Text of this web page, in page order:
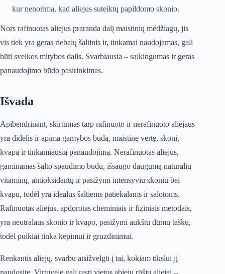
kur nenorima, kad aliejus suteiktų papildomo skonio.
Nors rafinuotas aliejus praranda dalį maistinių medžiagų, jis
vis tiek yra geras riebalų šaltinis ir, tinkamai naudojamas, gali
būti sveikos mitybos dalis. Svarbiausia – saikingumas ir geras
panaudojimo būdo pasirinkimas.
Išvada
Apibendrinant, skirtumas tarp rafinuoto ir nerafinuoto aliejaus
yra didelis ir apima gamybos būdą, maistinę vertę, skonį,
kvapą ir tinkamiausią panaudojimą. Nerafinuotas aliejus,
gaminamas šalto spaudimo būdu, išsaugo daugumą natūralių
vitaminų, antioksidantų ir pasižymi intensyviu skoniu bei
kvapu, todėl yra idealus šaltiems patiekalams ir salotoms.
Rafinuotas aliejus, apdorotas cheminiais ir fiziniais metodais,
yra neutralaus skonio ir kvapo, pasižymi aukštu dūmų tašku,
todėl puikiai tinka kepimui ir gruzdinimui.
Renkantis aliejų, svarbu atsižvelgti į tai, kokiam tikslui jį
naudosite. Virtuvėje gali rasti vietos abiejų rūšių aliejai –